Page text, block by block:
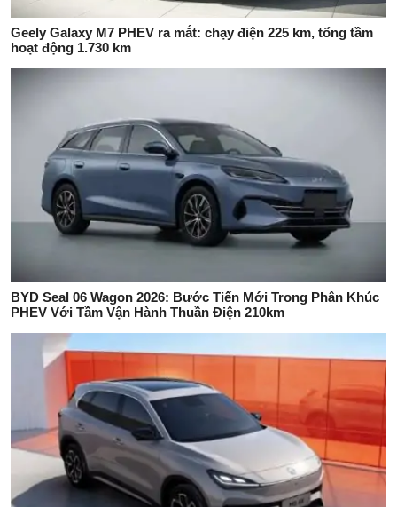
Geely Galaxy M7 PHEV ra mắt: chạy điện 225 km, tổng tầm
hoạt động 1.730 km
BYD Seal 06 Wagon 2026: Bước Tiến Mới Trong Phân Khúc
PHEV Với Tầm Vận Hành Thuần Điện 210km